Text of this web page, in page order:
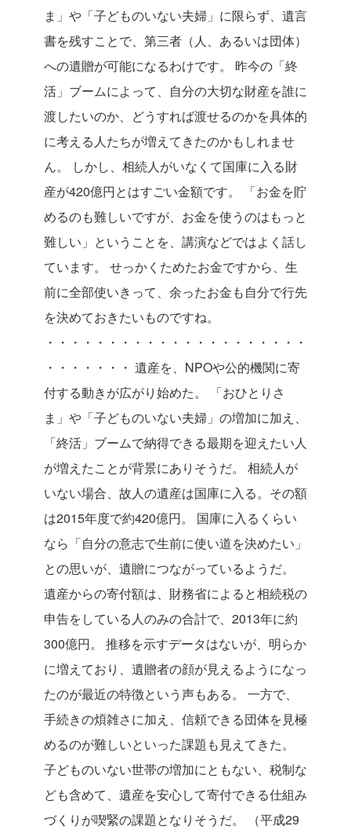
ま」や「子どものいない夫婦」に限らず、遺言
書を残すことで、第三者（人、あるいは団体）
への遺贈が可能になるわけです。
昨今の「終
活」ブームによって、自分の大切な財産を誰に
渡したいのか、どうすれば渡せるのかを具体的
に考える人たちが増えてきたのかもしれませ
ん。
しかし、相続人がいなくて国庫に入る財
産が420億円とはすごい金額です。
「お金を貯
めるのも難しいですが、お金を使うのはもっと
難しい」ということを、講演などではよく話し
ています。
せっかくためたお金ですから、生
前に全部使いきって、余ったお金も自分で行先
を決めておきたいものですね。
・・・・・・・・・・・・・・・・・・・・・
・・・・・・・ 遺産を、NPOや公的機関に寄
付する動きが広がり始めた。
「おひとりさ
ま」や「子どものいない夫婦」の増加に加え、
「終活」ブームで納得できる最期を迎えたい人
が増えたことが背景にありそうだ。
相続人が
いない場合、故人の遺産は国庫に入る。その額
は2015年度で約420億円。
国庫に入るくらい
なら「自分の意志で生前に使い道を決めたい」
との思いが、遺贈につながっているようだ。
遺産からの寄付額は、財務省によると相続税の
申告をしている人のみの合計で、2013年に約
300億円。
推移を示すデータはないが、明らか
に増えており、遺贈者の顔が見えるようになっ
たのが最近の特徴という声もある。
一方で、
手続きの煩雑さに加え、信頼できる団体を見極
めるのが難しいといった課題も見えてきた。
子どものいない世帯の増加にともない、税制な
ども含めて、遺産を安心して寄付できる仕組み
づくりが喫緊の課題となりそうだ。
（平成29